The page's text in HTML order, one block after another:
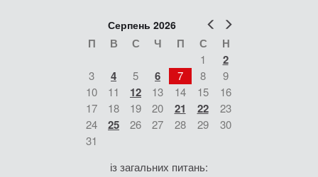
Попер
Серпень 2026
П В С Ч П С Н
1 2
3 4 5 6 7 8
9
10
11 12 13 14 15
16
17
18 19 20 21 22
23
24
25 26 27 28 29
30
31
із загальних питань: